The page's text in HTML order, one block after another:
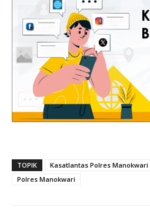
TOPIK Kasatlantas Polres Manokwari
Polres Manokwari